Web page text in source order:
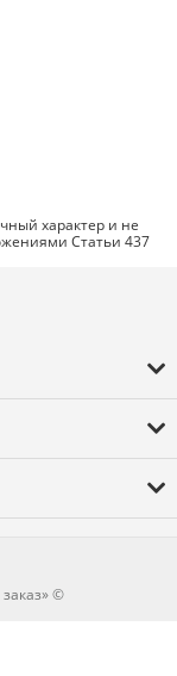
характер и не
Статьи 437
©